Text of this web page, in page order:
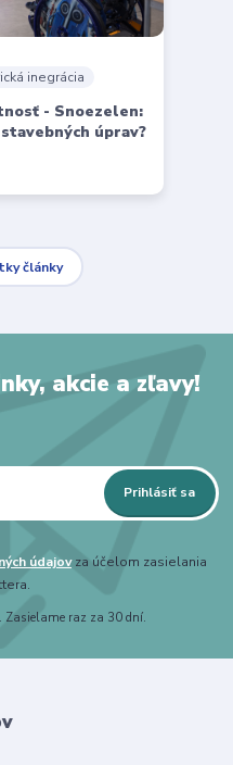
inegrácia
- Snoezelen:
úprav?
články
akcie a zľavy!
Prihlásiť sa
údajovza účelom zasielania
Zasielame raz za 30 dní.